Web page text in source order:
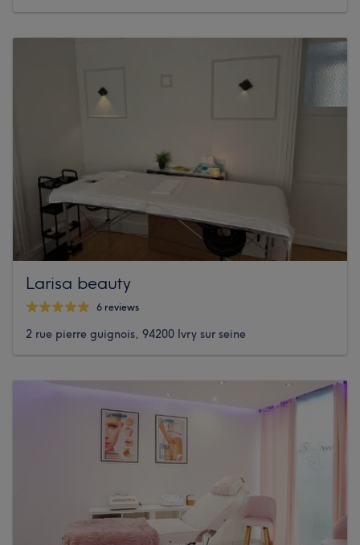
Larisa beauty
6 reviews
2 rue pierre guignois, 94200 Ivry sur seine